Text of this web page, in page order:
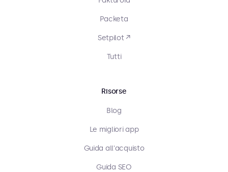
Packeta
Setpilot ↗
Tutti
Risorse
Blog
Le migliori app
Guida all'acquisto
Guida SEO